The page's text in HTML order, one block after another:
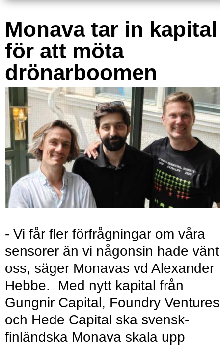
Monava tar in kapital
för att möta
drönarboomen
- Vi får fler förfrågningar om våra
sensorer än vi någonsin hade
oss, säger Monavas vd Alexander
Hebbe. Med nytt kapital från
Gungnir Capital, Foundry Ventures
och Hede Capital ska svensk-
finländska Monava skala upp